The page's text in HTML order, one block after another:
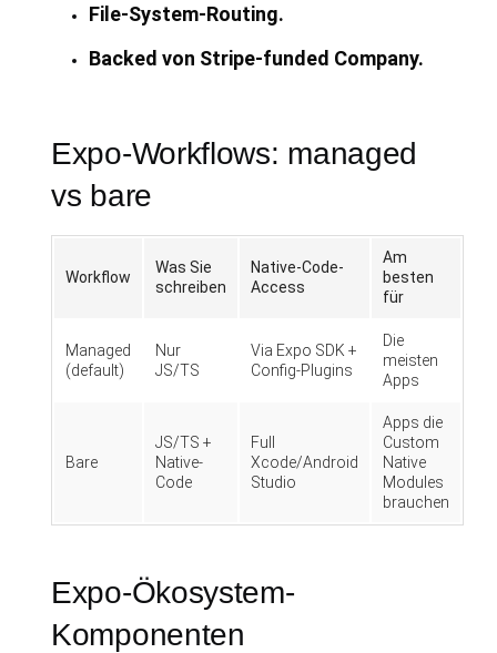
File-System-Routing.
Backed von Stripe-funded Company.
Expo-Workflows: managed
vs bare
Workflow
Was Sie
schreiben
Native-Code-
Access
Am
besten
für
Managed
(default)
Nur
JS/TS
Via Expo SDK +
Config-Plugins
Die
meisten
Apps
Bare
JS/TS +
Native-
Code
Full
Xcode/Android
Studio
Apps die
Custom
Native
Modules
brauchen
Expo-Ökosystem-
Komponenten